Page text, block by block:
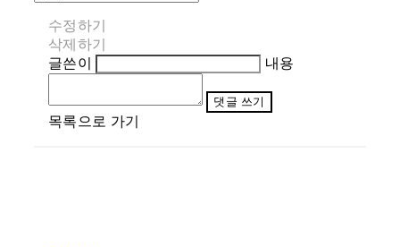
수정하기
삭제하기
글쓴이
내용
댓글 쓰기
목록으로 가기